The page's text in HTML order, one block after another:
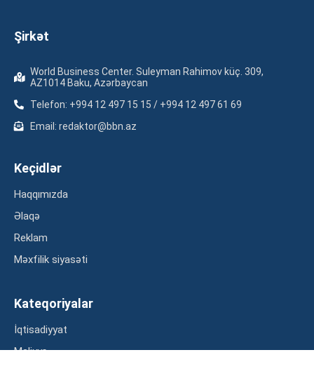
Şirkət
World Business Center. Suleyman Rahimov küç. 309,
AZ1014 Baku, Azərbaycan
Telefon: +994 12 497 15 15 / +994 12 497 61 69
Email: redaktor@bbn.az
Keçidlər
Haqqımızda
Əlaqə
Reklam
Məxfilik siyasəti
Kateqoriyalar
İqtisadiyyat
Maliyyə